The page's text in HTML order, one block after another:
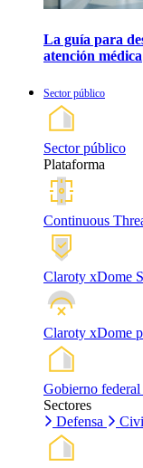
La guía para
atención médica
Sector público
Sector público
Plataforma
Continuous
Claroty xDome
Claroty xDome
Gobierno
Sectores
Defensa